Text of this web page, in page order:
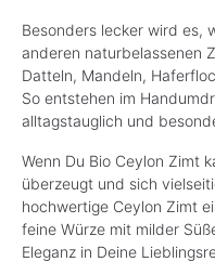
Besonders lecker wird es,
anderen naturbelassenen
Datteln, Mandeln,
So entstehen im
alltagstauglich und
Wenn Du Bio Ceylon Zimt
überzeugt und sich
hochwertige Ceylon Zimt
feine Würze mit milder
Eleganz in Deine